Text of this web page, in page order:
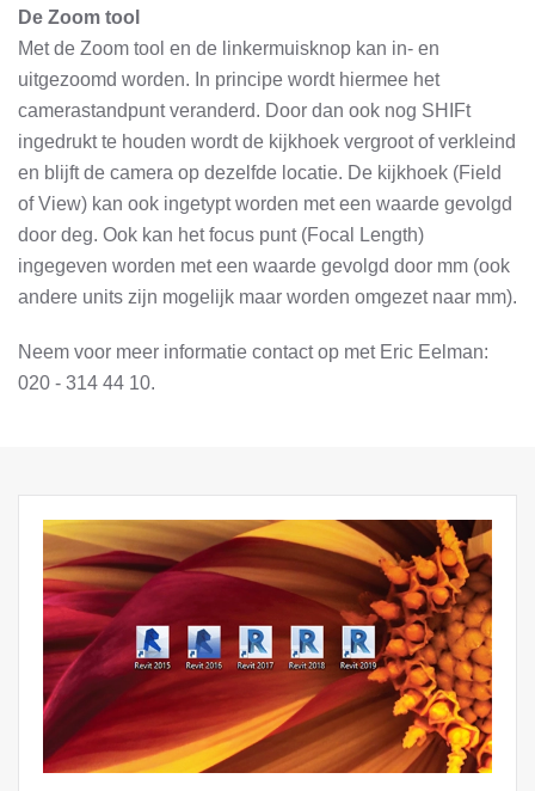
De Zoom tool
Met de Zoom tool en de linkermuisknop kan in- en
uitgezoomd worden. In principe wordt hiermee het
camerastandpunt veranderd. Door dan ook nog SHIFt
ingedrukt te houden wordt de kijkhoek vergroot of verkleind
en blijft de camera op dezelfde locatie. De kijkhoek (Field
of View) kan ook ingetypt worden met een waarde gevolgd
door deg. Ook kan het focus punt (Focal Length)
ingegeven worden met een waarde gevolgd door mm (ook
andere units zijn mogelijk maar worden omgezet naar mm).
Neem voor meer informatie contact op met Eric Eelman:
020 - 314 44 10.